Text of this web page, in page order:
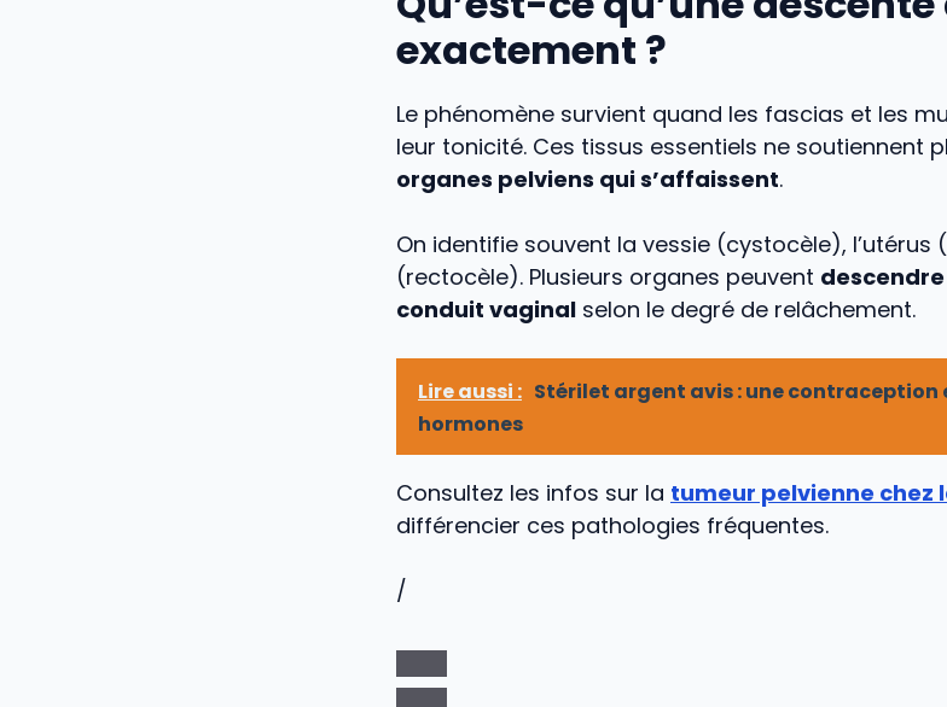
exactement ?
Le phénomène survient quand les fascias et les
leur tonicité. Ces tissus essentiels ne soutiennent
organes pelviens qui s’affaissent.
On identifie souvent la vessie (cystocèle),
(rectocèle). Plusieurs organes peuvent
conduit vaginal selon le degré de relâchement.
Lire aussi : Stérilet argent avis : une contraception
hormones
Consultez les infos sur la tumeur pelvienne chez
différencier ces pathologies fréquentes.
/